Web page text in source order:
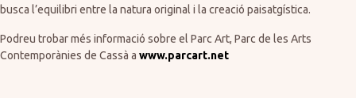
busca l’equilibri entre la natura original i la creació paisatgística.
Podreu trobar més informació sobre el Parc Art, Parc de les Arts
Contemporànies de Cassà a www.parcart.net